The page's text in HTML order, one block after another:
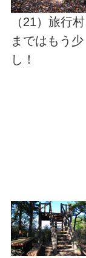
（21）旅行村
まではもう少
し！